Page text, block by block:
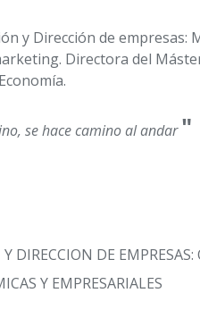
y Dirección de
Directora del
se hace camino al andar "
DIRECCION DE
Y EMPRESARIALES